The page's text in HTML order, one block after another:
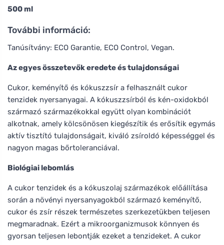
500 ml
További információ:
Tanúsítvány: ECO Garantie, ECO Control, Vegan.
Az egyes összetevők eredete és tulajdonságai
Cukor, keményítő és kókuszzsír a felhasznált cukor
tenzidek nyersanyagai. A kókuszzsírból és kén-oxidokból
származó származékokkal együtt olyan kombinációt
alkotnak, amely kölcsönösen kiegészítik és erősítik egymás
aktív tisztító tulajdonságait, kiváló zsíroldó képességgel és
nagyon magas bőrtoleranciával.
Biológiai lebomlás
A cukor tenzidek és a kókuszolaj származékok előállítása
során a növényi nyersanyagokból származó keményítő,
cukor és zsír részek természetes szerkezetükben teljesen
megmaradnak. Ezért a mikroorganizmusok könnyen és
gyorsan teljesen lebontják ezeket a tenzideket. A cukor